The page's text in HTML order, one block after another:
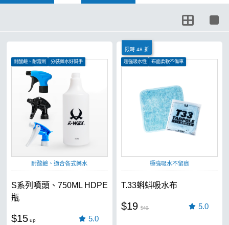
耐酸鹼、耐溶劑
分裝藥水好幫手
洗車必備
耐酸鹼、適合各式藥水
S系列噴頭、750ML HDPE
瓶
$15 5.0
限時 48 折
超強吸水性
布面柔軟不傷車
極強吸水不留痕
T.33蝌蚪吸水布
$19 $40 5.0